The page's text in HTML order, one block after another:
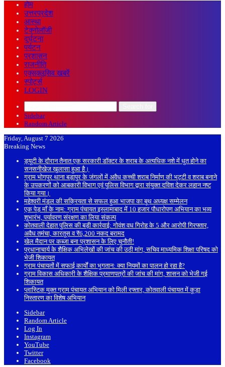
होम
उत्तरप्रदेश
आस्था
टेक्नोलॉजी
दुर्घटना
पर्यटन
प्रशासन
राजनीति
एक्सक्लूसिव खबरें
स्पोर्ट्स
LOGIN
Sidebar
Random Article
Friday, August 7 2026
Breaking News
ड्यूटी के दौरान तैनात एक सरकारी डॉक्टर के शराब के अत्यधिक नशे में धुत होने का
सनसनीखेज खुलासा हुआ है।
ग्राम भोगपुर थाना बड़ापुर के जंगलों में अवैध कच्ची शराब निर्माण की भट्टी व शराब बनाने
के उपकरणों को आबकारी विभाग एवं पुलिस विभाग द्वारा संयुक्त दविश देकर लहान नष्ट
किया गया।
महेश्वरी मंडल की सक्रियता से सफल हुआ भाजपा का बूथ अध्यक्ष सम्मेलन
एक पेड़ माँ के नाम: ग्राम पंचायत इस्लामाबाद में 10 हजार पौधारोपण अभियान का भव्य
शुभारंभ, पर्यावरण संरक्षण का लिया संकल्प
कोतवाली देहात पुलिस की बड़ी कार्रवाई: गोवंश वध गिरोह के 5 और आरोपी गिरफ्तार,
अवैध तमंचा, कारतूस व ₹6,200 नकद बरामद
खेल मैदान पर कब्जा बना प्रशासन के लिए चुनौती!
प्रधानाचार्य के शैक्षिक अभिलेखों की जांच की उठी मांग, सचिव माध्यमिक शिक्षा परिषद को
भेजी शिकायत
ग्राम पंचायतों में सफाई कार्यों का भुगतान: क्या नियमों का पालन हो रहा है?
ग्राम विकास अधिकारी के शैक्षिक प्रमाणपत्रों की जांच की मांग, शासन को भेजी गई
शिकायत
प्लास्टिक मुक्त ग्राम पंचायत अभियान को मिली रफ्तार, कोतवाली पंचायत में कूड़ा
निस्तारण का विशेष अभियान
Sidebar
Random Article
Log In
Instagram
YouTube
Twitter
Facebook